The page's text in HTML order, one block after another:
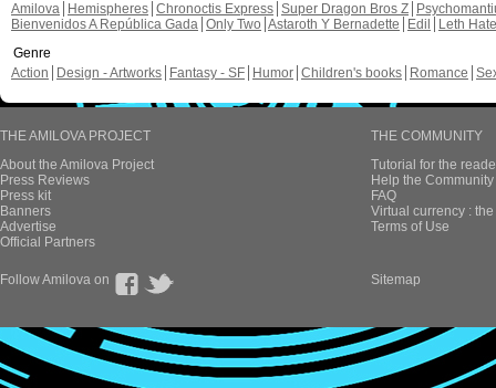
Amilova
Hemispheres Chronoctis Express Super Dragon Bros Z
Bienvenidos A República Gada Only Two Astaroth Y Bernadette Edil
Leth Hate
Genre
Action
Design - Artworks Fantasy - SF Humor Children's books Romance
THE AMILOVA PROJECT
About the Amilova Project
Press Reviews
Press kit
Banners
Advertise
Official Partners
THE COMMUNITY
Tutorial for the
Help the
FAQ
Virtual currency :
Terms of Use
Follow Amilova on Sitemap